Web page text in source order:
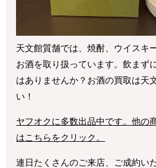
天文館質舗では、焼酎、ウイスキ
お酒を取り扱っています。飲まず
はありませんか？お酒の買取は天
い！
ヤフオクに多数出品中です。他の
はこちらをクリック。
連日たくさんのご来店、ご成約い